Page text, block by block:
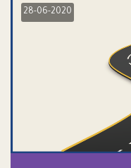
28-06-2020